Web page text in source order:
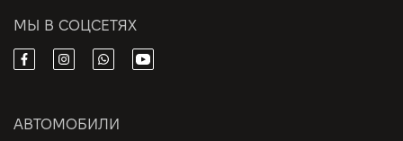
МЫ В СОЦСЕТЯХ
АВТОМОБИЛИ